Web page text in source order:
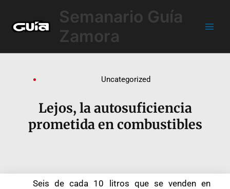
contenido
Semanario Guía
Zamora
Uncategorized
Lejos, la autosuficiencia
prometida en combustibles
Seis de cada 10 litros que se venden en